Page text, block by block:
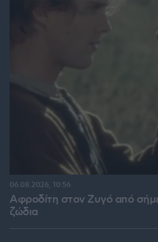
Αφροδίτη στον Ζυγό από
ζώδια
06.08.2026, 10:56